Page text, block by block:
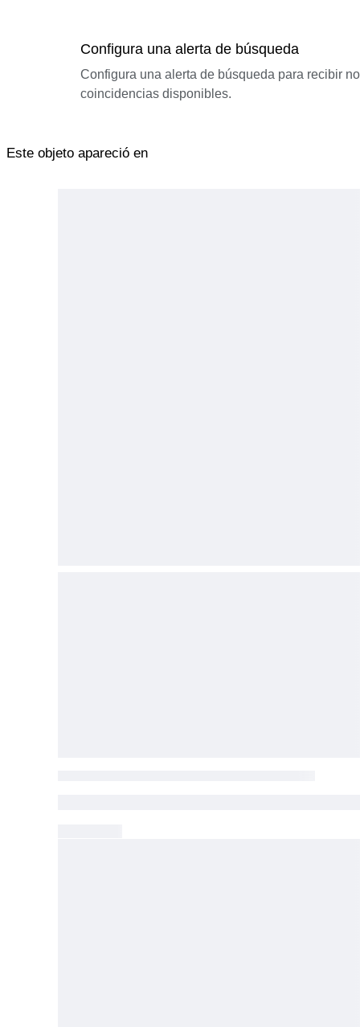
Configura una alerta de búsqueda
Configura una alerta de búsqueda para recibir
coincidencias disponibles.
Este objeto apareció en